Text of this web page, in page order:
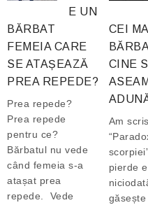
E UN
BĂRBAT
FEMEIA CARE
SE ATAȘEAZĂ
PREA REPEDE?
Prea repede?
Prea repede
pentru ce?
Bărbatul nu vede
când femeia s-a
atașat prea
repede. Vede
CEI
CINE
Am
pierde